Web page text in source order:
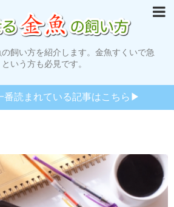
飼い方を紹介します。金魚すくいで急
いう方も必見です。
番読まれている記事はこちら▶︎